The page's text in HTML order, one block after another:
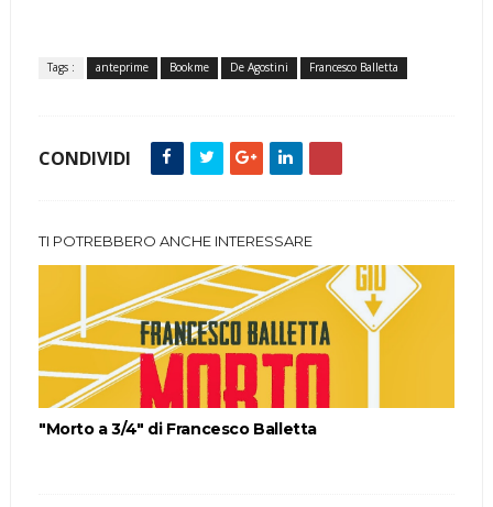
Tags : anteprime Bookme De Agostini Francesco Balletta
CONDIVIDI
TI POTREBBERO ANCHE INTERESSARE
"Morto a 3/4" di Francesco Balletta